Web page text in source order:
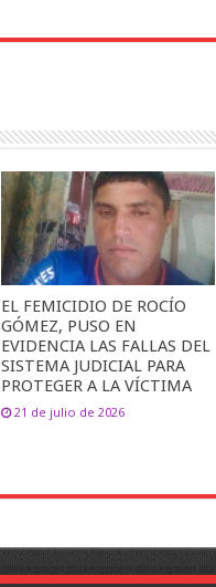
EL FEMICIDIO DE ROCÍO
GÓMEZ, PUSO EN
EVIDENCIA LAS FALLAS DEL
SISTEMA JUDICIAL PARA
PROTEGER A LA VÍCTIMA
21 de julio de 2026